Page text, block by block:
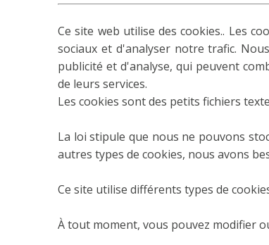
Ce site web utilise des cookies.. Les
sociaux et d'analyser notre trafic.
publicité et d'analyse, qui peuvent
de leurs services.
Les cookies sont des petits fichiers
La loi stipule que nous ne pouvons
autres types de cookies, nous avons
Ce site utilise différents types de
À tout moment, vous pouvez modifier